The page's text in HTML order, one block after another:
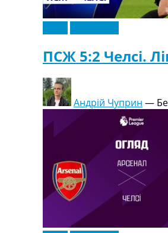
ПСЖ 5:2 Челсі.
Андрій Чуприн —